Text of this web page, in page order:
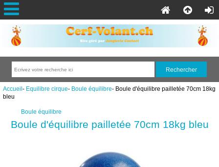
Accueil- Equilibre cirque- Boule équilibre- Boule d'équilibre pailletée 70cm 18kg
bleu
Boule équilibre
Boule d'équilibre pailletée 70cm 18kg bleu